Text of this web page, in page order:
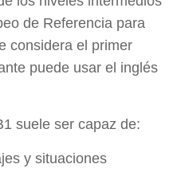
de Referencia para
considera el primer
puede usar el inglés
suele ser capaz de:
y situaciones